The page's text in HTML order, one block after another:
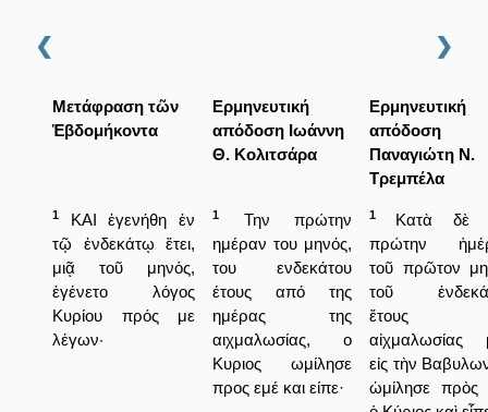
❮ ❯
Μετάφραση τῶν
Ἑβδομήκοντα
Ερμηνευτική
απόδοση Ιωάννη
Θ. Κολιτσάρα
Ερμηνευτική
απόδοση
Παναγιώτη Ν.
Τρεμπέλα
1
ΚΑΙ ἐγενήθη ἐν
τῷ ἑνδεκάτῳ ἔτει,
μιᾷ τοῦ μηνός,
ἐγένετο λόγος
Κυρίου πρός με
λέγων·
1
Την πρώτην
ημέραν του μηνός,
του ενδεκάτου
έτους από της
ημέρας της
αιχμαλωσίας, ο
Κυριος ωμίλησε
προς εμέ και είπε·
1
Κατὰ δὲ
πρώτην
τοῦ πρῶτον
τοῦ
ἔτους
αἰχμαλωσίας
εἰς τὴν
ὡμίλησε πρὸς